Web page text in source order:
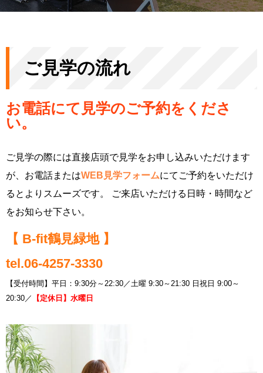
ご見学の流れ
お電話にて見学のご予約をくださ
い。
ご見学の際には直接店頭で見学をお申し込みいただけます
が、お電話またはWEB見学フォームにてご予約をいただけ
るとよりスムーズです。 ご来店いただける日時・時間など
をお知らせ下さい。
【 B-fit鶴見緑地 】
tel.06-4257-3330
【受付時間】平日：9:30分～22:30／土曜 9:30～21:30 日祝日 9:00～
20:30／
【定休日】水曜日